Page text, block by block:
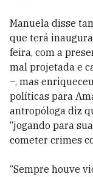
Manuela disse
que terá
feira, com a
mal projetada e
–, mas
políticas para
antropóloga diz
“jogando para
cometer crimes
“Sempre houve